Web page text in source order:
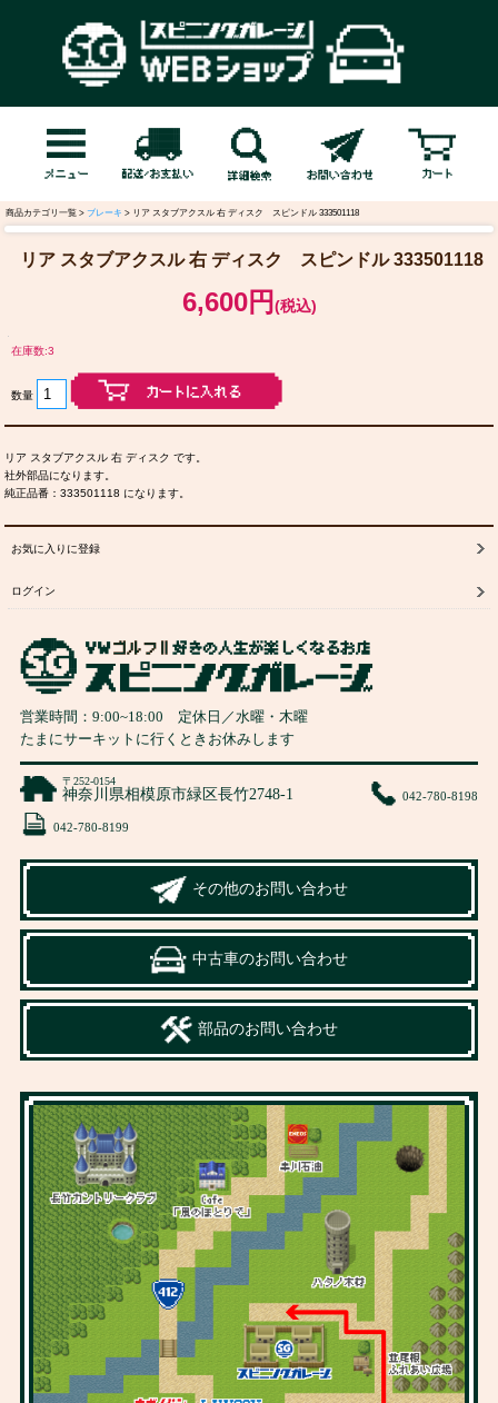
商品カテゴリ一覧 > ブレーキ > リア スタブアクスル 右 ディスク スピンドル 333501118
リア スタブアクスル 右 ディスク スピンドル 333501118
6,600円 (税込)
在庫数:3
数量
リア スタブアクスル 右 ディスク です。
社外部品になります。
純正品番：333501118 になります。
お気に入りに登録
ログイン
営業時間： 9:00~18:00 定休日／水曜・木曜
たまにサーキットに行くときお休みします
〒252-0154
神奈川県相模原市緑区長竹2748-1 042-780-8198
042-780-8199
その他のお問い合わせ
中古車のお問い合わせ
部品のお問い合わせ